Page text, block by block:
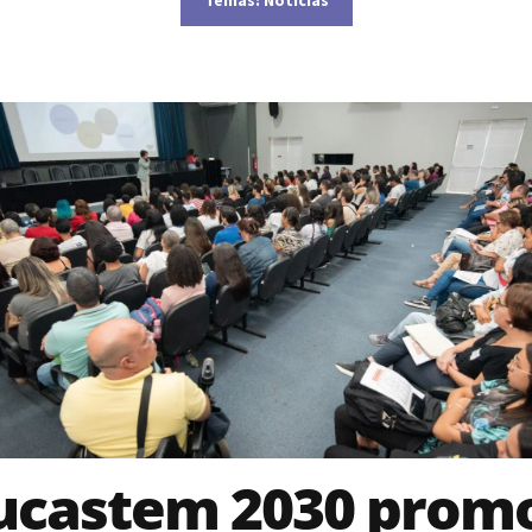
2030